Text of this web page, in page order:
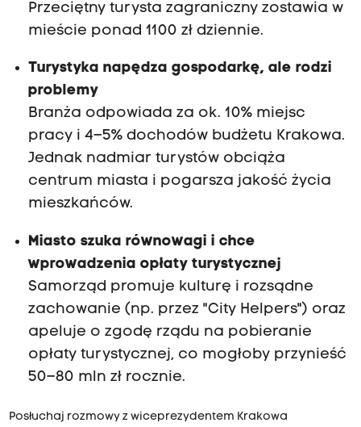
Przeciętny turysta zagraniczny zostawia w
mieście ponad 1100 zł dziennie.
Turystyka napędza gospodarkę, ale rodzi
problemy
Branża odpowiada za ok. 10% miejsc
pracy i 4–5% dochodów budżetu Krakowa.
Jednak nadmiar turystów obciąża
centrum miasta i pogarsza jakość życia
mieszkańców.
Miasto szuka równowagi i chce
wprowadzenia opłaty turystycznej
Samorząd promuje kulturę i rozsądne
zachowanie (np. przez "City Helpers") oraz
apeluje o zgodę rządu na pobieranie
opłaty turystycznej, co mogłoby przynieść
50–80 mln zł rocznie.
Posłuchaj rozmowy z wiceprezydentem Krakowa